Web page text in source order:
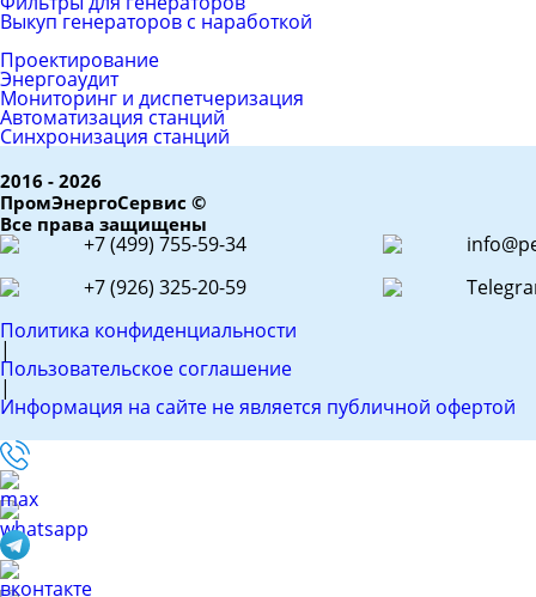
Выкуп генераторов с наработкой
ЕРС (контракт)
Проектирование
Энергоаудит
Мониторинг и диспетчеризация
Автоматизация станций
Синхронизация станций
2016 - 2026
ПромЭнергоСервис ©
Все права защищены
+7 (499) 755-59-34
+7 (926) 325-20-59
Политика конфиденциальности
|
Пользовательское соглашение
|
Информация на сайте не является публичной офертой